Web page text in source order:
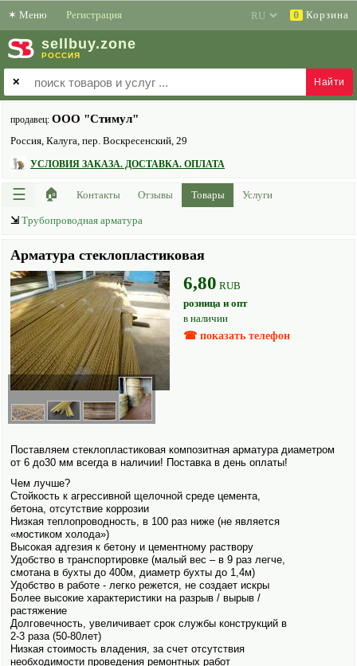
✶ Меню Регистрация 0 Корзина
sell buy.zone
РОССИЯ
✕
продавец: ООО "Стимул"
Россия, Калуга, пер. Воскресенский, 29
УСЛОВИЯ ЗАКАЗА. ДОСТАВКА. ОПЛАТА
☰ 🏠 Контакты Отзывы Товары Услуги
⇲ Трубопроводная арматура
Арматура стеклопластиковая
6,80 RUB
розница и опт
в наличии
☎ показать телефон
Поставляем стеклопластиковая композитная арматура диаметром
от 6 до30 мм всегда в наличии! Поставка в день оплаты!
Чем лучше?
Стойкость к агрессивной щелочной среде цемента,
бетона, отсутствие коррозии
Низкая теплопроводность, в 100 раз ниже (не является
«мостиком холода»)
Высокая адгезия к бетону и цементному раствору
Удобство в транспортировке (малый вес – в 9 раз легче,
смотана в бухты до 400м, диаметр бухты до 1,4м)
Удобство в работе - легко режется, не создает искры
Более высокие характеристики на разрыв / вырыв /
растяжение
Долговечность, увеличивает срок службы конструкций в
2-3 раза (50-80лет)
Низкая стоимость владения, за счет отсутствия
необходимости проведения ремонтных работ